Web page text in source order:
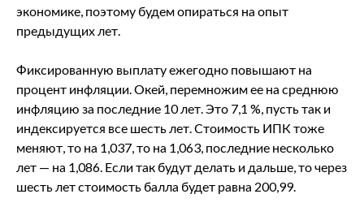
экономике, поэтому будем опираться на опыт
предыдущих лет.
Фиксированную выплату ежегодно повышают на
процент инфляции. Окей, перемножим ее на среднюю
инфляцию за последние 10 лет. Это 7,1 %, пусть так и
индексируется все шесть лет. Стоимость ИПК тоже
меняют, то на 1,037, то на 1,063, последние несколько
лет — на 1,086. Если так будут делать и дальше, то через
шесть лет стоимость балла будет равна 200,99.